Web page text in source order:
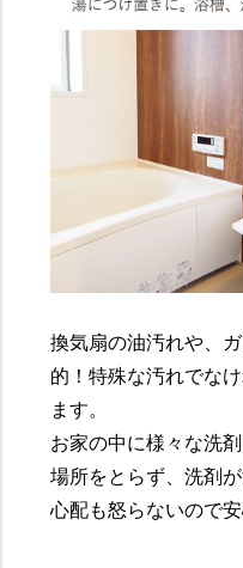
換気扇の油汚れや、
的！特殊な汚れでな
ます。
お家の中に様々な洗
場所をとらず、洗剤
心配も怒らないので安